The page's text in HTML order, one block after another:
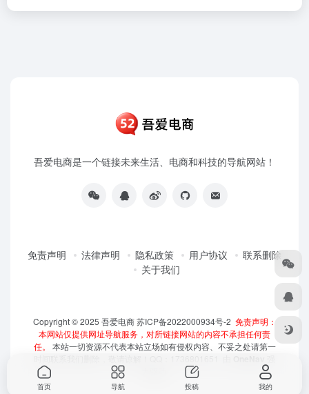
吾爱电商是一个链接未来生活、电商和科技的导航网站！
免责声明 法律声明 隐私政策 用户协议
联系删除
关于我们
Copyright © 2025 吾爱电商 苏ICP备2022000934号-2 免责声明：
本网站仅提供网址导航服务，对所链接网站的内容不承担任何责
任。
本站一切资源不代表本站立场如有侵权内容、不妥之处请第一
首页 导航 投稿 我的